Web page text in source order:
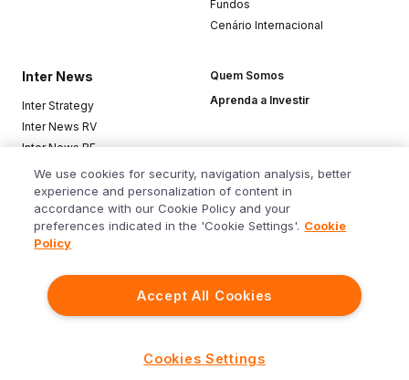
Siga o Inter
Fundos
Cenário Internacional
Inter News
Inter Strategy
Inter News RV
Inter News RF
Top Funds
Quem Somos
Aprenda a Investir
Baixe o app
We use cookies for security, navigation analysis, better
experience and personalization of content in
accordance with our Cookie Policy and your
preferences indicated in the 'Cookie Settings'. Cookie
Policy
Accept All Cookies
Cookies Settings